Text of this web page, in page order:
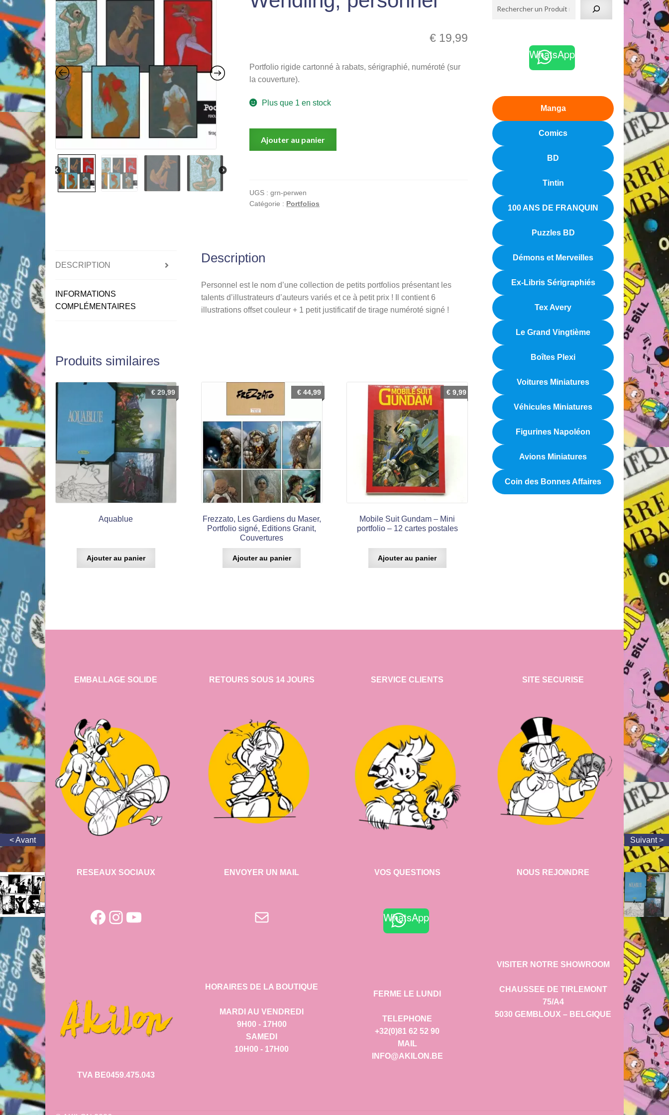
€ 19,99
Portfolio rigide cartonné à rabats, sérigraphié, numéroté (sur
la couverture).
Plus que 1 en stock
Ajouter au panier
UGS :grn-perwen
Catégorie : Portfolios
DESCRIPTION
INFORMATIONS
COMPLÉMENTAIRES
Description
Personnel est le nom d’une collection de petits portfolios présentant les
talents d’illustrateurs d’auteurs variés et ce à petit prix ! Il contient 6
illustrations offset couleur + 1 petit justificatif de tirage numéroté signé !
Produits similaires
Aquablue
€29,99
Ajouter au panier
Frezzato, Les Gardiens du Maser,
Portfolio signé, Editions Granit,
Couvertures
€44,99
Ajouter au panier
Mobile Suit Gundam – Mini
portfolio – 12 cartes postales
€ 9,99
Ajouter au panier
WhatsApp
Manga
Comics
BD
Tintin
100 ANS DE FRANQUIN
Puzzles BD
Démons et Merveilles
Ex-Libris Sérigraphiés
Tex Avery
Le Grand Vingtième
Boîtes Plexi
Voitures Miniatures
Véhicules Miniatures
Figurines Napoléon
Avions Miniatures
Coin des Bonnes Affaires
EMBALLAGE SOLIDE
RESEAUX SOCIAUX
Facebook
Instagram
YouTube
TVA BE0459.475.043
RETOURS SOUS 14 JOURS
ENVOYER UN MAIL
E-mail
HORAIRES DE LA BOUTIQUE
MARDI AU VENDREDI
9H00 - 17H00
SAMEDI
10H00 - 17H00
SERVICE CLIENTS
VOS QUESTIONS
WhatsApp
FERME LE LUNDI
TELEPHONE
+32(0)81 62 52 90
MAIL
INFO@AKILON.BE
SITE SECURISE
NOUS REJOINDRE
VISITER NOTRE SHOWROOM
CHAUSSEE DE TIRLEMONT
75/A4
5030 GEMBLOUX – BELGIQUE